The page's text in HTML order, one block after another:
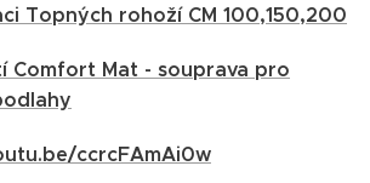
Topných rohoží CM 100,150,200
Comfort Mat - souprava pro
ccrcFAmAi0w